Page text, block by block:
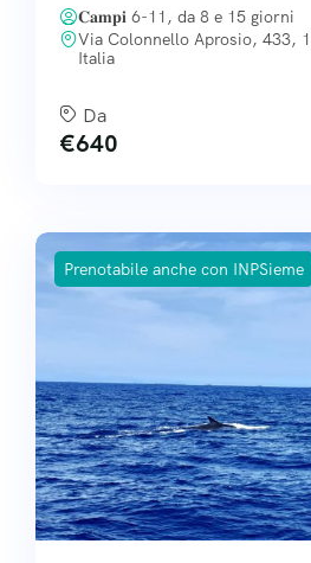
𝐂𝐚𝐦𝐩𝐢 6-11, da 8 e 15 giorni
Via Colonnello Aprosio, 433,
Italia
Da
€640
Prenotabile anche con INPSieme